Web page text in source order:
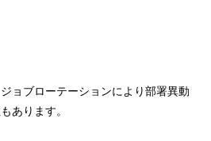
ョブローテーションにより部署異動
あります。